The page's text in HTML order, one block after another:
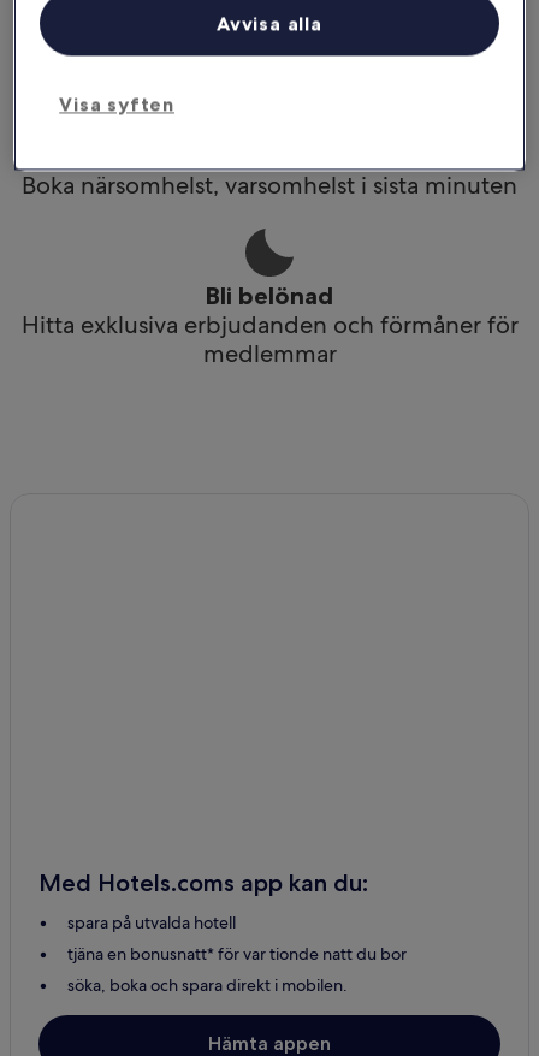
Håll dig informerad
Få enkel tillgång till din resplan utan wi-fi
Boka närsomhelst, varsomhelst i sista minuten
Bli belönad
Hitta exklusiva erbjudanden och förmåner för
medlemmar
Med Hotels.coms app kan du:
spara på utvalda hotell
tjäna en bonusnatt* för var tionde natt du bor
söka, boka och spara direkt i mobilen.
Hämta appen
Visa syften
Avvisa alla